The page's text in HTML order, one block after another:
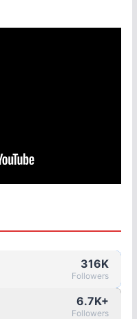
316K
Followers
6.7K+
Followers